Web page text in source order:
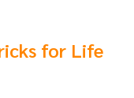
for Life